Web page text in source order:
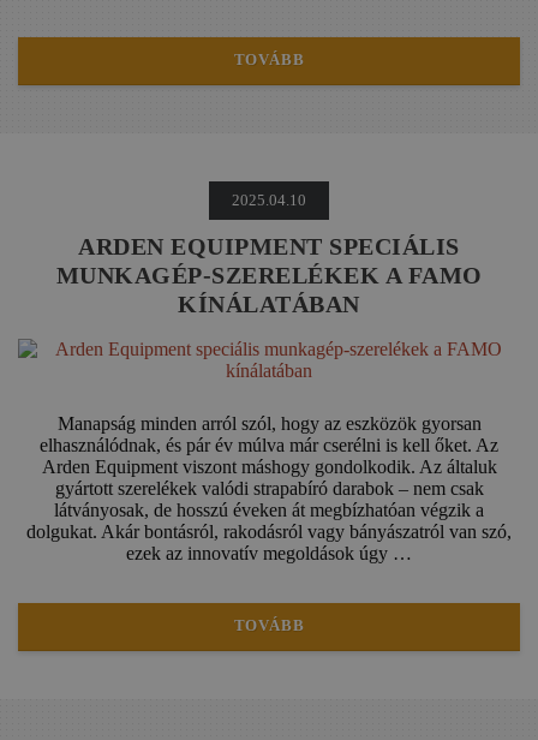
TOVÁBB
2025.04.10
ARDEN EQUIPMENT SPECIÁLIS
MUNKAGÉP-SZERELÉKEK A FAMO
KÍNÁLATÁBAN
Manapság minden arról szól, hogy az eszközök gyorsan
elhasználódnak, és pár év múlva már cserélni is kell őket. Az
Arden Equipment viszont máshogy gondolkodik. Az általuk
gyártott szerelékek valódi strapabíró darabok – nem csak
látványosak, de hosszú éveken át megbízhatóan végzik a
dolgukat. Akár bontásról, rakodásról vagy bányászatról van szó,
ezek az innovatív megoldások úgy …
TOVÁBB